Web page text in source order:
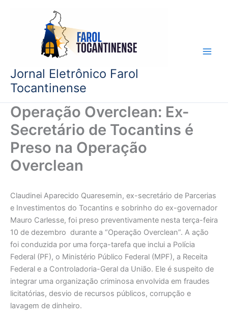
Jornal Eletrônico Farol
Tocantinense
Operação Overclean: Ex-
Secretário de Tocantins é
Preso na Operação
Overclean
Claudinei Aparecido Quaresemin, ex-secretário de Parcerias
e Investimentos do Tocantins e sobrinho do ex-governador
Mauro Carlesse, foi preso preventivamente nesta terça-feira
10 de dezembro durante a “Operação Overclean”. A ação
foi conduzida por uma força-tarefa que inclui a Polícia
Federal (PF), o Ministério Público Federal (MPF), a Receita
Federal e a Controladoria-Geral da União. Ele é suspeito de
integrar uma organização criminosa envolvida em fraudes
licitatórias, desvio de recursos públicos, corrupção e
lavagem de dinheiro.